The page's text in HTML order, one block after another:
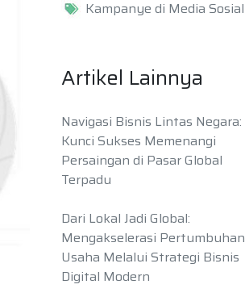
Kampanye di Media Sosial
Artikel Lainnya
Navigasi Bisnis Lintas Negara:
Kunci Sukses Memenangi
Persaingan di Pasar Global
Terpadu
Dari Lokal Jadi Global:
Mengakselerasi Pertumbuhan
Usaha Melalui Strategi Bisnis
Digital Modern